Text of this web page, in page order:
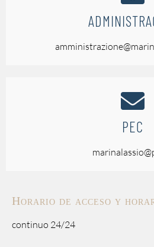
PEC
Horario de acceso y
continuo 24/24